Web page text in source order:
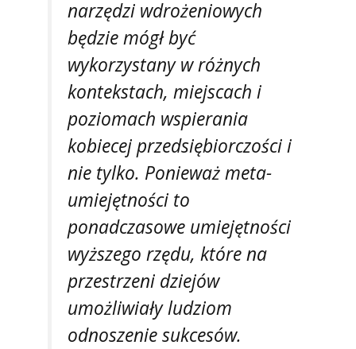
narzędzi wdrożeniowych
będzie mógł być
wykorzystany w różnych
kontekstach, miejscach i
poziomach wspierania
kobiecej przedsiębiorczości i
nie tylko. Ponieważ meta-
umiejętności to
ponadczasowe umiejętności
wyższego rzędu, które na
przestrzeni dziejów
umożliwiały ludziom
odnoszenie sukcesów.